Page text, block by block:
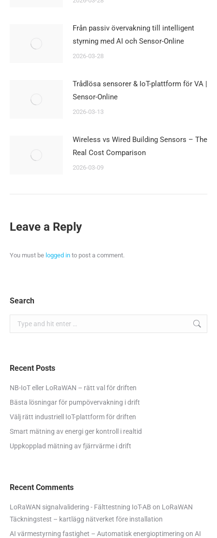
Från passiv övervakning till intelligent
styrning med AI och Sensor-Online
2026-03-28
Trådlösa sensorer & IoT-plattform för VA |
Sensor-Online
2026-03-13
Wireless vs Wired Building Sensors – The
Real Cost Comparison
2026-03-09
Leave a Reply
You must be logged in to post a comment.
Search
Search:
Recent Posts
NB-IoT eller LoRaWAN – rätt val för driften
Bästa lösningar för pumpövervakning i drift
Välj rätt industriell IoT-plattform för driften
Smart mätning av energi ger kontroll i realtid
Uppkopplad mätning av fjärrvärme i drift
Recent Comments
LoRaWAN signalvalidering - Fälttestning IoT-AB on LoRaWAN
Täckningstest – kartlägg nätverket före installation
AI värmestyrning fastighet – Automatisk energioptimering on AI